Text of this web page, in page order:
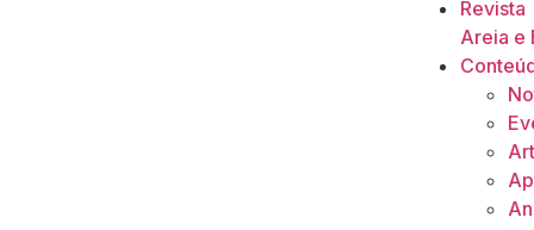
Revista
Areia e